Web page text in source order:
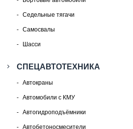
Седельные тягачи
Самосвалы
Шасси
СПЕЦАВТОТЕХНИКА
Автокраны
Автомобили с КМУ
Автогидроподъёмники
Автобетоносмесители